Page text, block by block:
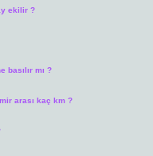
ekilir ?
basılır mı ?
arası kaç km ?